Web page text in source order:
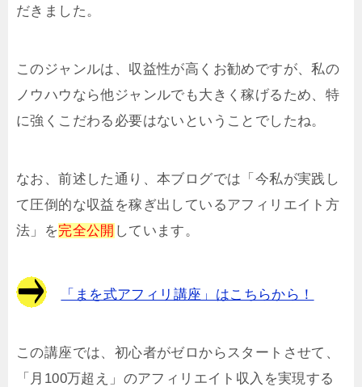
だきました。
このジャンルは、収益性が高くお勧めですが、私の
ノウハウなら他ジャンルでも大きく稼げるため、特
に強くこだわる必要はないということでしたね。
なお、前述した通り、本ブログでは「今私が実践し
て圧倒的な収益を稼ぎ出しているアフィリエイト方
法」を完全公開 しています。
「まを式アフィリ講座」はこちらから！
この講座では、初心者がゼロからスタートさせて、
「月100万超え」のアフィリエイト収入を実現する